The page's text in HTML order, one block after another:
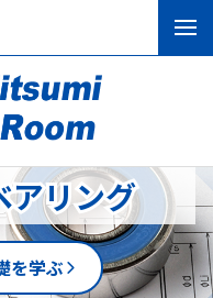
アリング
を学ぶ